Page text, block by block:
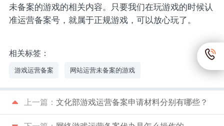
未备案的游戏的相关内容。只要我们在玩游戏的时候认
准运营备案号，就属于正规游戏，可以放心玩了。
相关标签：
游戏运营备案 网站运营未备案的游戏
上一篇： 文化部游戏运营备案申请材料分别有哪些？